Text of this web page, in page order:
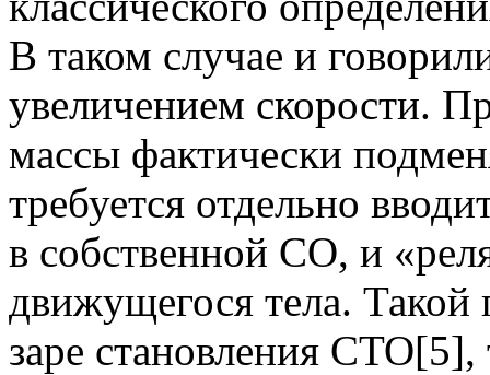
В таком случае и
увеличением скорости.
массы фактически
требуется отдельно
в собственной СО, и
движущегося тела. Такой
заре становления СТО[5],